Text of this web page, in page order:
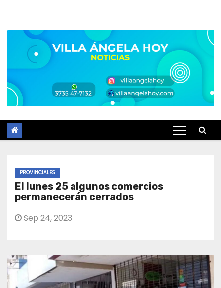
PROVINCIALES
El lunes 25 algunos comercios
permanecerán cerrados
Sep 24, 2023